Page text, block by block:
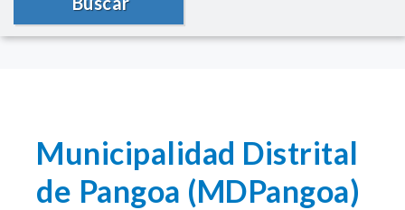
Municipalidad Distrital
de Pangoa (MDPangoa)